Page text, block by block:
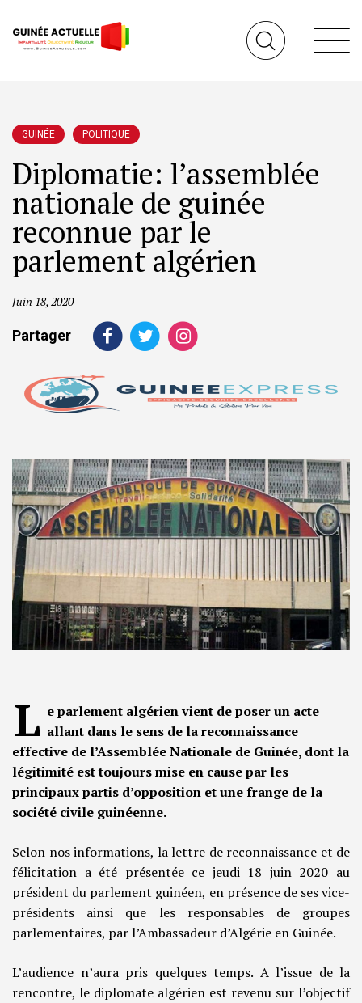
GUINÉE POLITIQUE
Diplomatie: l’assemblée
nationale de guinée
reconnue par le
parlement algérien
Juin 18, 2020
Partager
L e parlement algérien vient de poser un acte
allant dans le sens de la reconnaissance
effective de l’Assemblée Nationale de Guinée, dont la
légitimité est toujours mise en cause par les
principaux partis d’opposition et une frange de la
société civile guinéenne.
Selon nos informations, la lettre de reconnaissance et de
félicitation a été présentée ce jeudi 18 juin 2020 au
président du parlement guinéen, en présence de ses vice-
présidents ainsi que les responsables de groupes
parlementaires, par l’Ambassadeur d’Algérie en Guinée.
L’audience n’aura pris quelques temps. A l’issue de la
rencontre, le diplomate algérien est revenu sur l’objectif